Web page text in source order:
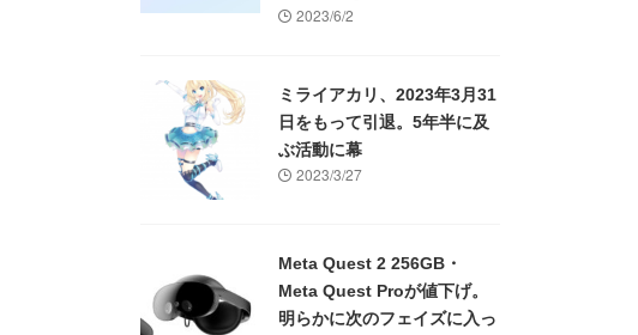
2023/6/2
ミライアカリ、2023年3月31
日をもって引退。5年半に及
ぶ活動に幕
2023/3/27
Meta Quest 2 256GB・
Meta Quest Proが値下げ。
明らかに次のフェイズに入っ